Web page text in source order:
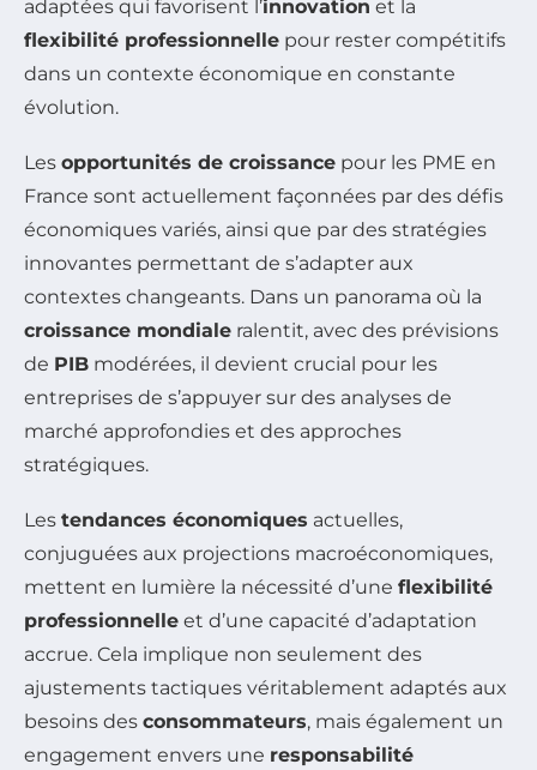
adaptées qui favorisent l’innovation et la
flexibilité professionnelle pour rester compétitifs
dans un contexte économique en constante
évolution.
Les opportunités de croissance pour les PME en
France sont actuellement façonnées par des défis
économiques variés, ainsi que par des stratégies
innovantes permettant de s’adapter aux
contextes changeants. Dans un panorama où la
croissance mondiale ralentit, avec des prévisions
de PIB modérées, il devient crucial pour les
entreprises de s’appuyer sur des analyses de
marché approfondies et des approches
stratégiques.
Les tendances économiques actuelles,
conjuguées aux projections macroéconomiques,
mettent en lumière la nécessité d’une flexibilité
professionnelle et d’une capacité d’adaptation
accrue. Cela implique non seulement des
ajustements tactiques véritablement adaptés aux
besoins des consommateurs, mais également un
engagement envers une responsabilité